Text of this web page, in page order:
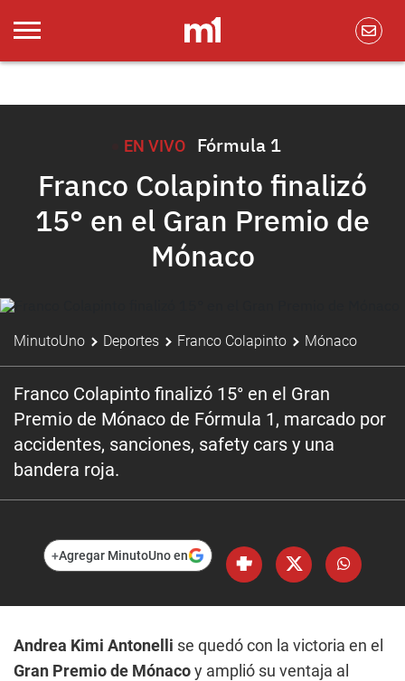
EN VIVO Fórmula 1
Franco Colapinto finalizó
15° en el Gran Premio de
Mónaco
MinutoUno Deportes Franco Colapinto Mónaco
Franco Colapinto finalizó 15° en el Gran
Premio de Mónaco de Fórmula 1, marcado por
accidentes, sanciones, safety cars y una
bandera roja.
+Agregar MinutoUno en
Andrea Kimi Antonelli se quedó con la victoria en el
Gran Premio de Mónacoy amplió su ventaja al